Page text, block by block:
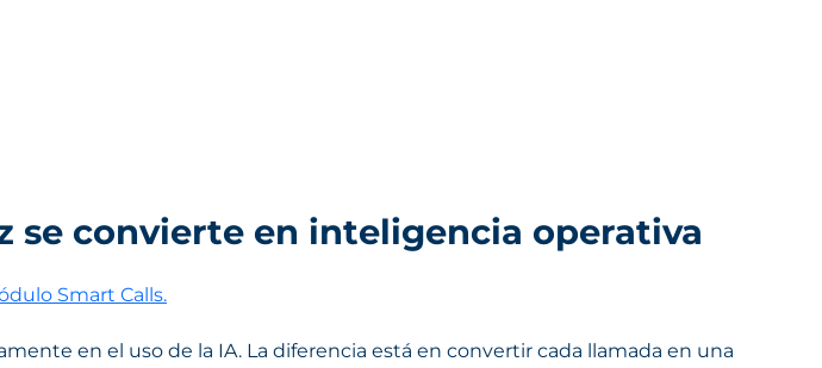
se convierte en inteligencia operativa
Smart Calls.
en el uso de la IA. La diferencia está en convertir cada llamada en una